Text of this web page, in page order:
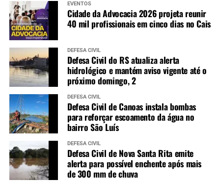
EVENTOS
Cidade da Advocacia 2026 projeta reunir
40 mil profissionais em cinco dias no Cais
DEFESA CIVIL
Defesa Civil do RS atualiza alerta
hidrológico e mantém aviso vigente até o
próximo domingo, 2
DEFESA CIVIL
Defesa Civil de Canoas instala bombas
para reforçar escoamento da água no
bairro São Luís
DEFESA CIVIL
Defesa Civil de Nova Santa Rita emite
alerta para possível enchente após mais
de 300 mm de chuva